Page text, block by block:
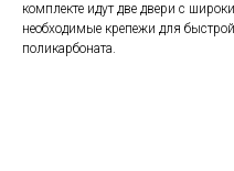
комплекте идут две двери с
необходимые крепежи для
поликарбоната.